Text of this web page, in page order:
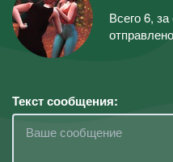
Всего 6,
Текст сообщения: